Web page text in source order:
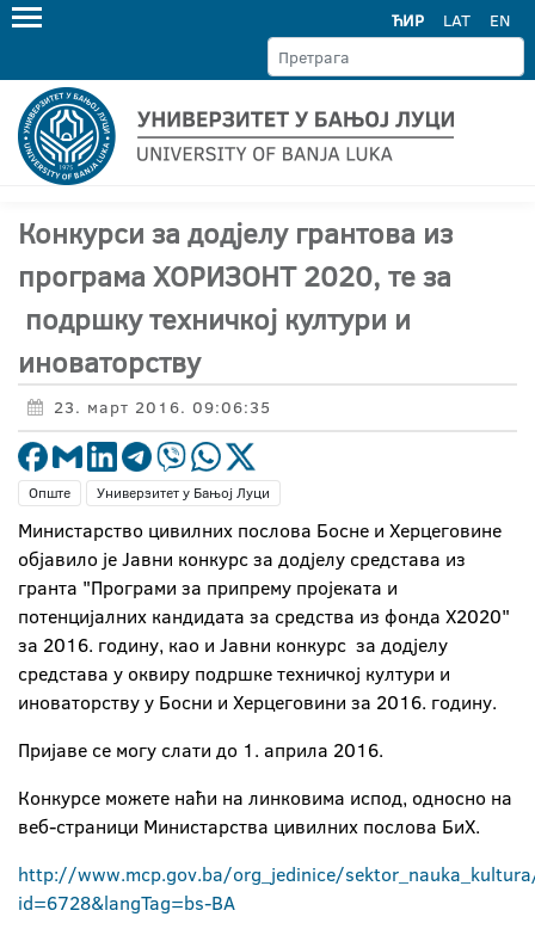
ЋИР LAT EN
Конкурси за додјелу грантова из
програма ХОРИЗОНТ 2020, те за
подршку техничкој култури и
иноваторству
23. март 2016. 09:06:35
Опште Универзитет у Бањој Луци
Министарство цивилних послова Босне и Херцеговине
објавило је Јавни конкурс за додјелу средстава из
гранта "Програми за припрему пројеката и
потенцијалних кандидата за средства из фонда Х2020"
за 2016. годину, као и Јавни конкурс за додјелу
средстава у оквиру подршке техничкој култури и
иноваторству у Босни и Херцеговини за 2016. годину.
Пријаве се могу слати до 1. априла 2016.
Конкурсе можете наћи на линковима испод, односно на
веб-страници Министарства цивилних послова БиХ.
http://www.mcp.gov.ba/org_jedinice/
id=6728&langTag=bs-BA